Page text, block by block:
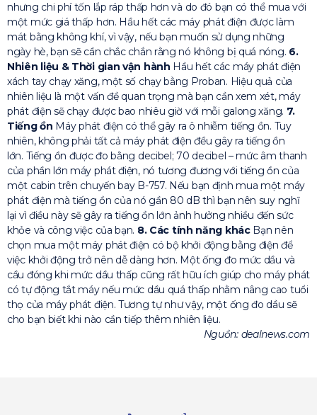
nhưng chi phí tốn lắp ráp thấp hơn và do đó bạn có thể mua với
một mức giá thấp hơn. Hầu hết các máy phát điện được làm
mát bằng không khí, vì vậy, nếu bạn muốn sử dụng những
ngày hè, bạn sẽ cần chắc chắn rằng nó không bị quá nóng. 6.
Nhiên liệu & Thời gian vận hành Hầu hết các máy phát điện
xách tay chạy xăng, một số chạy bằng Proban. Hiệu quả của
nhiên liệu là một vấn đề quan trọng mà bạn cần xem xét, máy
phát điện sẽ chạy được bao nhiêu giờ với mỗi galong xăng. 7.
Tiếng ồn Máy phát điện có thể gây ra ô nhiễm tiếng ồn. Tuy
nhiên, không phải tất cả máy phát điện đều gây ra tiếng ồn
lớn. Tiếng ồn được đo bằng decibel; 70 decibel – mức âm thanh
của phần lớn máy phát điện, nó tương đương với tiếng ồn của
một cabin trên chuyến bay B-757. Nếu bạn định mua một máy
phát điện mà tiếng ồn của nó gần 80 dB thì bạn nên suy nghĩ
lại vì điều này sẽ gây ra tiếng ồn lớn ảnh hưởng nhiều đến sức
khỏe và công việc của bạn. 8. Các tính năng khácBạn nên
chọn mua một máy phát điện có bộ khởi động bằng điện để
việc khởi động trở nên dễ dàng hơn. Một ống đo mức dầu và
cầu đóng khi mức dầu thấp cũng rất hữu ích giúp cho máy phát
có tự động tắt máy nếu mức dầu quá thấp nhằm nâng cao tuổi
thọ của máy phát điện. Tương tự như vậy, một ống đo dầu sẽ
cho bạn biết khi nào cần tiếp thêm nhiên liệu.
Nguồn: dealnews.com